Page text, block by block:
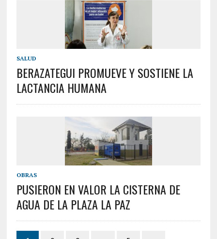
SALUD
BERAZATEGUI PROMUEVE Y SOSTIENE LA
LACTANCIA HUMANA
OBRAS
PUSIERON EN VALOR LA CISTERNA DE
AGUA DE LA PLAZA LA PAZ